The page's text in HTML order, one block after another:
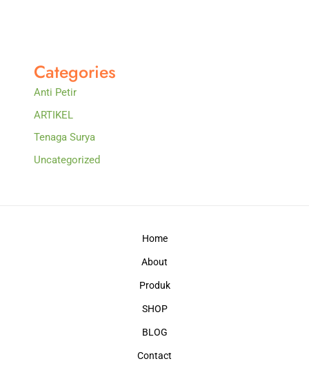
Categories
Anti Petir
ARTIKEL
Tenaga Surya
Uncategorized
Home
About
Produk
SHOP
BLOG
Contact